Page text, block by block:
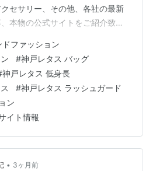
セサリー、その他、各社の最新
本物の公式サイトをご紹介致し
ださい。また、閲覧中にお気に
の場でお買い求めることも出来
ください。 最新トレンドファッ
！nonno、MORE、andGIRL、
ムがプチプラで♪安くて可愛い人
ョンなら…
ドファッション
#神戸レタス バッグ
神戸レタス 低身長
#神戸レタス ラッシュガード
ン
イト情報
• 3ヶ月前